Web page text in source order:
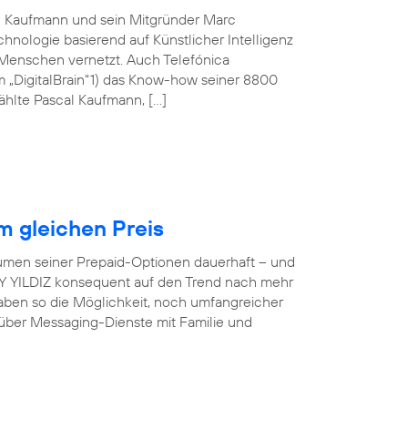
und sein Mitgründer Marc
basierend auf Künstlicher Intelligenz
vernetzt. Auch Telefónica
das Know-how seiner 8800
Pascal Kaufmann, […]
gleichen Preis
seiner Prepaid-Optionen dauerhaft – und
YILDIZ konsequent auf den Trend nach mehr
so die Möglichkeit, noch umfangreicher
Messaging-Dienste mit Familie und